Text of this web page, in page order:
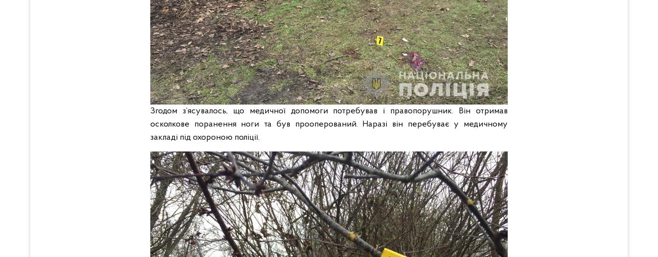
Згодом з’ясувалось, що медичної допомоги потребував і правопорушник. Він отримав
осколкове поранення ноги та був прооперований. Наразі він перебуває у медичному
закладі під охороною поліції.